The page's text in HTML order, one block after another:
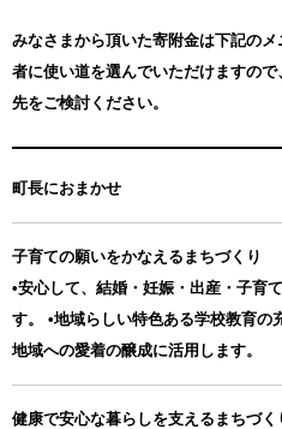
みなさまから頂いた寄附金は下記のメ
者に使い道を選んでいただけますの
先をご検討ください。
町長におまかせ
子育ての願いをかなえるまちづくり
•安心して、結婚・妊娠・出産・子育
す。 •地域らしい特色ある学校教育の
地域への愛着の醸成に活用します。
健康で安心な暮らしを支えるまちづく